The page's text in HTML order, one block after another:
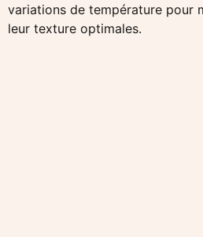
variations de température pour
leur texture optimales.